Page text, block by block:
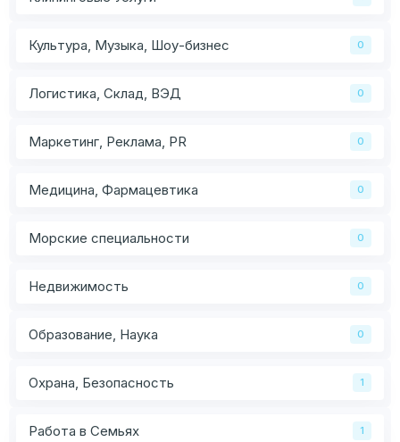
Культура, Музыка, Шоу-бизнес 0
Логистика, Склад, ВЭД 0
Маркетинг, Реклама, PR 0
Медицина, Фармацевтика 0
Морские специальности 0
Недвижимость 0
Образование, Наука 0
Охрана, Безопасность 1
Работа в Семьях 1